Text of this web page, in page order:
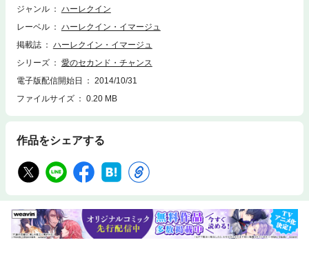
リーは、ソフィに興味を示し、なにかと会う機会を作ろうとする。狭い村
ティーのケータリングを頼まれた。そしてその夜、ソフィは彼の家に泊ま
らざるを得なくなり……。
ジャンル
ハーレクイン
レーベル
ハーレクイン・イマージュ
掲載誌
ハーレクイン・イマージュ
シリーズ
愛のセカンド・チャンス
電子版配信開始日
2014/10/31
ファイルサイズ
0.20 MB
作品をシェアする